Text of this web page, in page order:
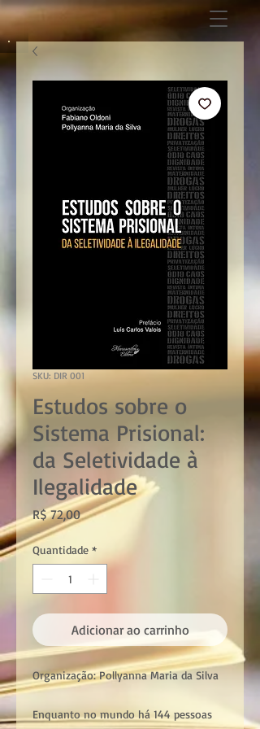
SKU: DIR 001
Estudos sobre o
Sistema Prisional:
da Seletividade à
Ilegalidade
R$ 72,00Preço
Quantidade *
Adicionar ao carrinho
Organização: Pollyanna Maria da Silva
Enquanto no mundo há 144 pessoas